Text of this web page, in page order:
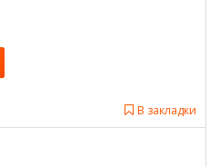
В закладки